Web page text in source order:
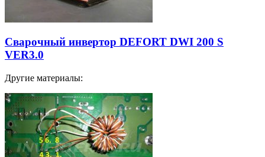
Сварочный инвертор DEFORT DWI 200 S
VER3.0
Другие материалы: